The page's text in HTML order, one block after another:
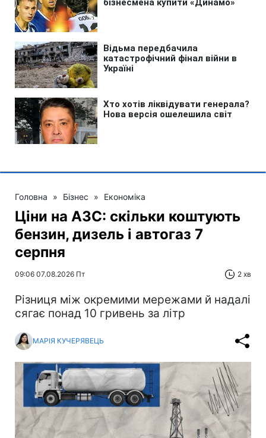
Головна » Бізнес » Економіка
Ціни на АЗС: скільки коштують
бензин, дизель і автогаз 7
серпня
09:06 07.08.2026 Пт 2 хв
Різниця між окремими мережами й надалі
сягає понад 10 гривень за літр
МАРІЯ КУЧЕРЯВЕЦЬ